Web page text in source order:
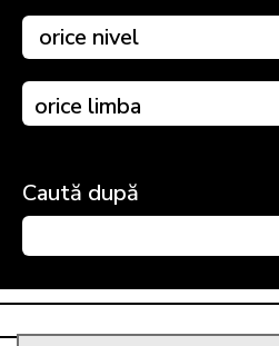
orice limba
Caută după